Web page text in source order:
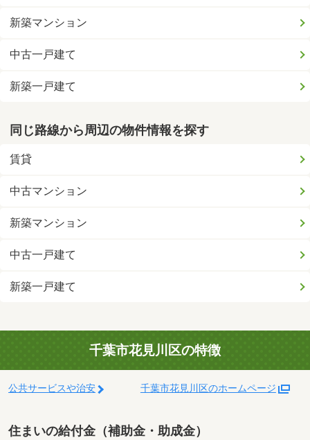
新築マンション
中古一戸建て
新築一戸建て
同じ路線から周辺の物件情報を探す
賃貸
中古マンション
新築マンション
中古一戸建て
新築一戸建て
千葉市花見川区の特徴
公共サービスや治安 千葉市花見川区のホームページ
住まいの給付金（補助金・助成金）